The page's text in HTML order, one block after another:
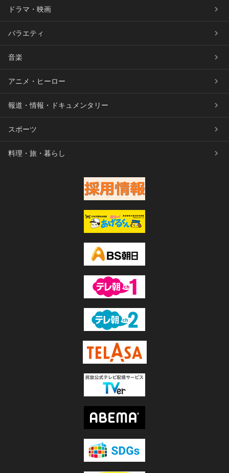
ドラマ・映画
バラエティ
音楽
アニメ・ヒーロー
報道・情報・ドキュメンタリー
スポーツ
料理・旅・暮らし